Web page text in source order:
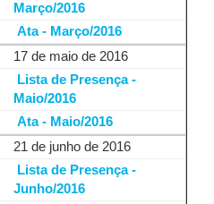
Março/2016
Ata - Março/2016
17 de maio de 2016
Lista de Presença -
Maio/2016
Ata - Maio/2016
21 de junho de 2016
Lista de Presença -
Junho/2016